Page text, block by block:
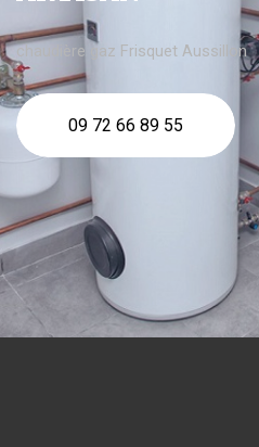
chaudière gaz Frisquet Aussillon
09 72 66 89 55